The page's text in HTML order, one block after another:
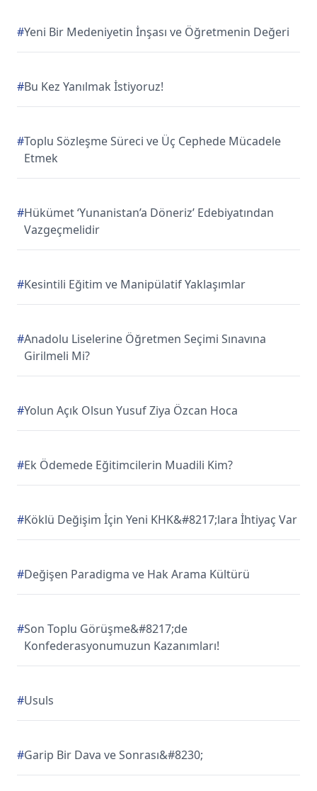
#Yeni Bir Medeniyetin İnşası ve Öğretmenin Değeri
#Bu Kez Yanılmak İstiyoruz!
#Toplu Sözleşme Süreci ve Üç Cephede Mücadele
Etmek
#Hükümet ‘Yunanistan’a Döneriz’ Edebiyatından
Vazgeçmelidir
#Kesintili Eğitim ve Manipülatif Yaklaşımlar
#Anadolu Liselerine Öğretmen Seçimi Sınavına
Girilmeli Mi?
#Yolun Açık Olsun Yusuf Ziya Özcan Hoca
#Ek Ödemede Eğitimcilerin Muadili Kim?
#Köklü Değişim İçin Yeni KHK&#8217;lara İhtiyaç Var
#Değişen Paradigma ve Hak Arama Kültürü
#Son Toplu Görüşme&#8217;de
Konfederasyonumuzun Kazanımları!
#Usuls
#Garip Bir Dava ve Sonrası&#8230;